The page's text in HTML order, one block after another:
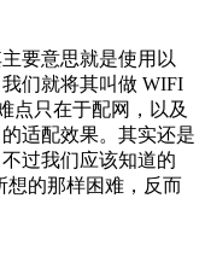
主要意思就是使用以
们就将其叫做 WIFI
点只在于配网，以及
适配效果。其实还是
过我们应该知道的
想的那样困难，反而